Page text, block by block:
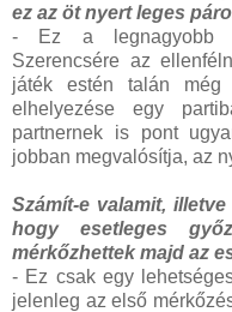
ez az öt nyert leges
- Ez a legnagyobb
Szerencsére az
játék estén talán még
elhelyezése egy
partnernek is pont
jobban megvalósítja, az
Számít-e valamit,
hogy esetleges
mérkőzhettek majd az
- Ez csak egy
jelenleg az első